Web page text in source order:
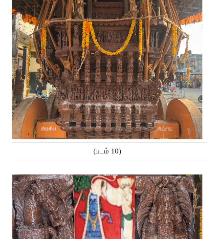
(படம் 10)